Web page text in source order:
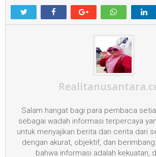
Salam hangat bagi para pembaca
sebagai wadah informasi terpercaya
untuk menyajikan berita dan cerita dari
dengan akurat, objektif, dan
bahwa informasi adalah kekuatan,